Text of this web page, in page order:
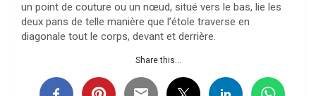
un point de couture ou un nœud, situé vers le bas, lie les
deux pans de telle manière que l’étole traverse en
diagonale tout le corps, devant et derrière.
Share this...